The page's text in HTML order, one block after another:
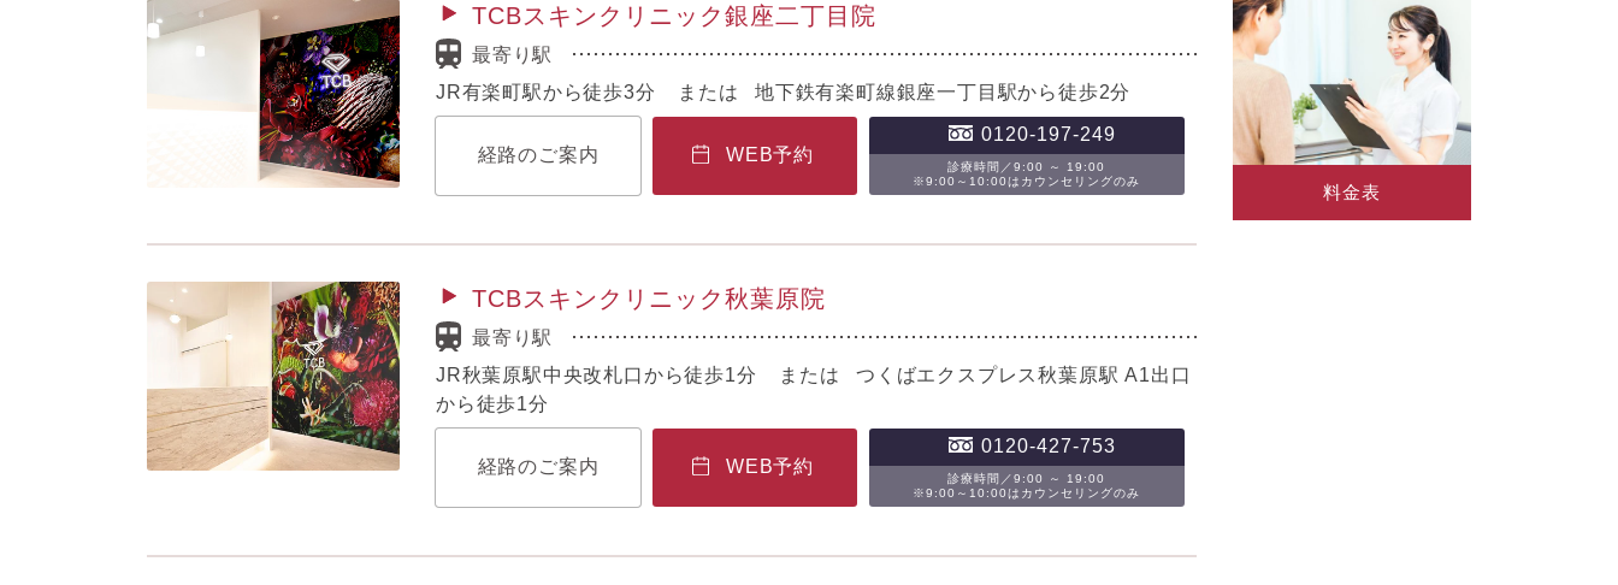
TCBスキンクリニック銀座二丁目院
最寄り駅
JR有楽町駅から徒歩3分 または 地下鉄有楽町線銀座一丁目駅から徒歩2分
経路のご案内 WEB予約
0120-197-249
診療時間／9:00 ～ 19:00
※9:00～10:00はカウンセリングのみ
TCBスキンクリニック秋葉原院
最寄り駅
JR秋葉原駅中央改札口から徒歩1分 または つくばエクスプレス秋葉原駅 A1出口
から徒歩1分
経路のご案内 WEB予約
0120-427-753
診療時間／9:00 ～ 19:00
※9:00～10:00はカウンセリングのみ
料金表